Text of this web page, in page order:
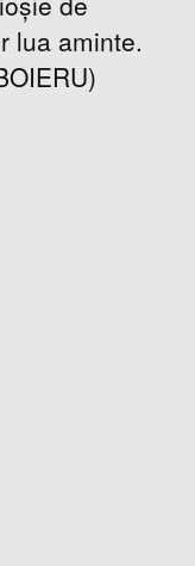
lua aminte.